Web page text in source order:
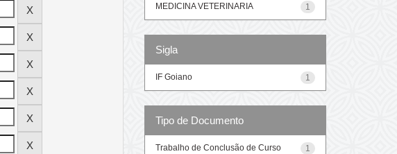
1
MEDICINA VETERINARIA
Sigla
1
IF Goiano
Tipo de Documento
1
Trabalho de Conclusão de Curso